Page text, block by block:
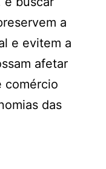
a
e evitem a
afetar
comércio
das